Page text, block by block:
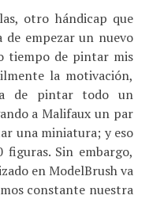
otro hándicap que
empezar un nuevo
tiempo de pintar mis
la motivación,
de pintar todo un
a Malifaux un par
una miniatura; y eso
Sin embargo,
en ModelBrush va
constante nuestra